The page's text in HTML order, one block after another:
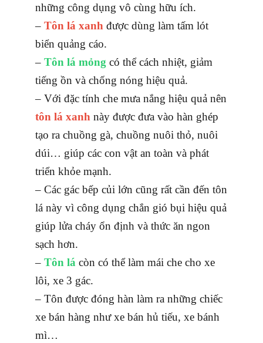
những công dụng vô cùng hữu ích.
– Tôn lá xanh được dùng làm tấm lót
biển quảng cáo.
– Tôn lá mỏng có thể cách nhiệt, giảm
tiếng ồn và chống nóng hiệu quả.
– Với đặc tính che mưa nắng hiệu quả nên
tôn lá xanh này được đưa vào hàn ghép
tạo ra chuồng gà, chuồng nuôi thỏ, nuôi
dúi… giúp các con vật an toàn và phát
triển khỏe mạnh.
– Các gác bếp củi lớn cũng rất cần đến tôn
lá này vì công dụng chắn gió bụi hiệu quả
giúp lửa cháy ổn định và thức ăn ngon
sạch hơn.
– Tôn lá còn có thể làm mái che cho xe
lôi, xe 3 gác.
– Tôn được đóng hàn làm ra những chiếc
xe bán hàng như xe bán hủ tiếu, xe bánh
mì…